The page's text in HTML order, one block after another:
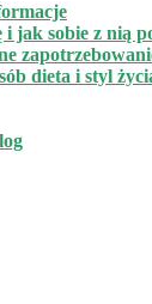
jak sobie z nią
dieta i styl